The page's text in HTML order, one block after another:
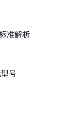
准解析
型号